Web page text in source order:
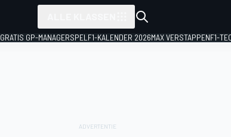
GRATIS GP-MANAGERSPEL F1-KALENDER 2026MAX VERSTAPPENF1-